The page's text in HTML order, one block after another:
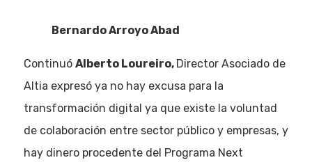
Bernardo Arroyo Abad
Continuó Alberto Loureiro, Director Asociado de
Altia expresó ya no hay excusa para la
transformación digital ya que existe la voluntad
de colaboración entre sector público y empresas, y
hay dinero procedente del Programa Next
Eventos
Empresas
Noticias